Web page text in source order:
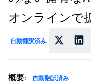
オンラインで
自動翻訳済み
概要: 自動翻訳済み